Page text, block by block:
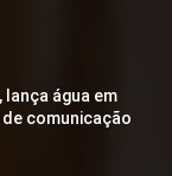
água em
comunicação